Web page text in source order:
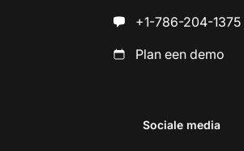
+1-786-204-1375
Plan een demo
Sociale media